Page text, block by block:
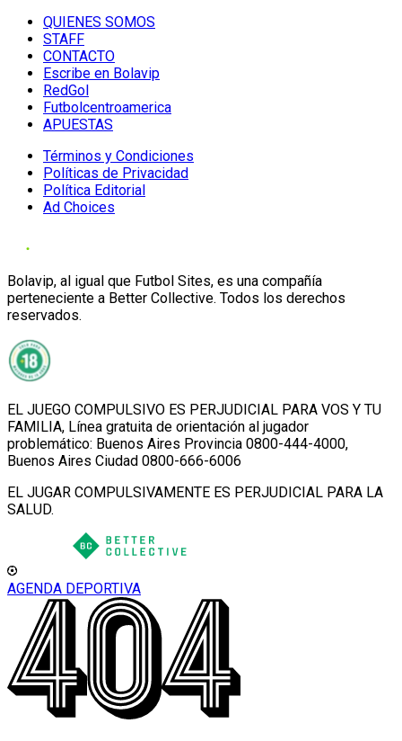
QUIENES SOMOS
STAFF
CONTACTO
Escribe en Bolavip
RedGol
Futbolcentroamerica
APUESTAS
Términos y Condiciones
Políticas de Privacidad
Política Editorial
Ad Choices
Bolavip, al igual que Futbol Sites, es una compañía
perteneciente a Better Collective. Todos los derechos
reservados.
EL JUEGO COMPULSIVO ES PERJUDICIAL PARA VOS Y TU
FAMILIA, Línea gratuita de orientación al jugador
problemático: Buenos Aires Provincia 0800-444-4000,
Buenos Aires Ciudad 0800-666-6006
EL JUGAR COMPULSIVAMENTE ES PERJUDICIAL PARA LA
SALUD.
AGENDA DEPORTIVA